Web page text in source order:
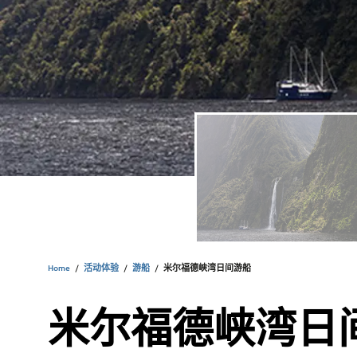
Home / 活动体验 / 游船 / 米尔福德峡湾日间游船
米尔福德峡湾日